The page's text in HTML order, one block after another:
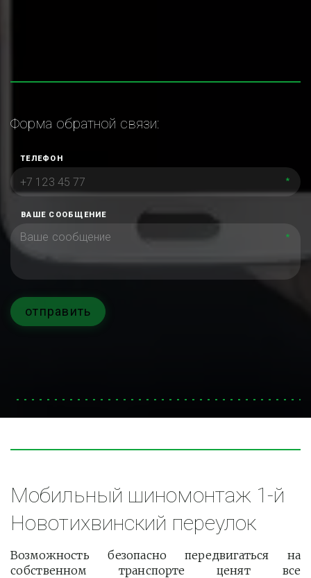
Форма обратной связи:
ТЕЛЕФОН
*
ВАШЕ СООБЩЕНИЕ
*
отправить
Мобильный шиномонтаж 1-й
Новотихвинский переулок
Возможность безопасно передвигаться на
собственном транспорте ценят все